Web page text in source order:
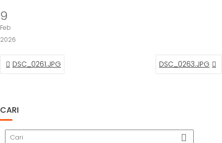
9
Feb
2026
NAVIGASI
POS
DSC_0261.JPG DSC_0263.JPG
CARI